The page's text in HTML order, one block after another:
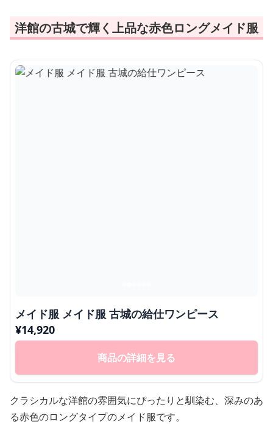
洋館の古城で輝く上品な赤色ロングメイド服
メイド服 メイド服 古城の給仕ワンピース
¥14,920
商品の詳細を見る
クラシカルな洋館の雰囲気にぴったりと馴染む、深みのあ
る赤色のロングタイプのメイド服です。